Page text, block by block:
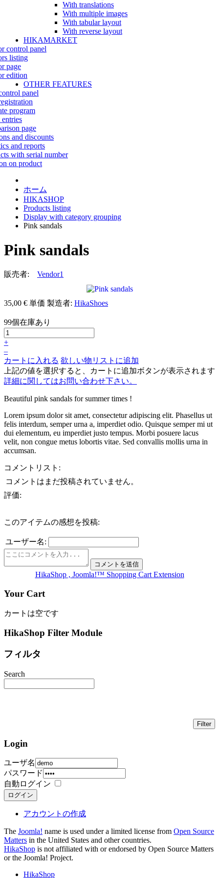
With translations
With multiple images
With tabular layout
With reverse layout
HIKAMARKET
control panel
listing
page
edition
OTHER FEATURES
panel
program
page
and discounts
and reports
with serial number
on product
ホーム
HIKASHOP
Products listing
Display with category grouping
Pink sandals
Pink sandals
販売者: Vendor1
35,00 € 単価 製造者: HikaShoes
99個在庫あり
+
–
カートに入れる 欲しい物リストに追加
上記の値を選択すると、カートに追加ボタンが表示されます
詳細に関してはお問い合わせ下さい。
Beautiful pink sandals for summer times !
Lorem ipsum dolor sit amet, consectetur adipiscing elit. Phasellus ut
felis interdum, semper urna a, imperdiet odio. Quisque semper mi ut
dui elementum, eu imperdiet justo tempus. Morbi posuere lacus
velit, non congue metus lobortis vitae. Sed convallis mollis urna in
accumsan.
コメントリスト:
コメントはまだ投稿されていません。
評価:
このアイテムの感想を投稿:
ユーザー名:
HikaShop , Joomla!™ Shopping Cart Extension
Your Cart
カートは空です
HikaShop Filter Module
フィルタ
Search
Login
ユーザ名
パスワード
自動ログイン
ログイン
アカウントの作成
The Joomla! name is used under a limited license from Open Source
Matters in the United States and other countries.
HikaShop is not affiliated with or endorsed by Open Source Matters
or the Joomla! Project.
HikaShop